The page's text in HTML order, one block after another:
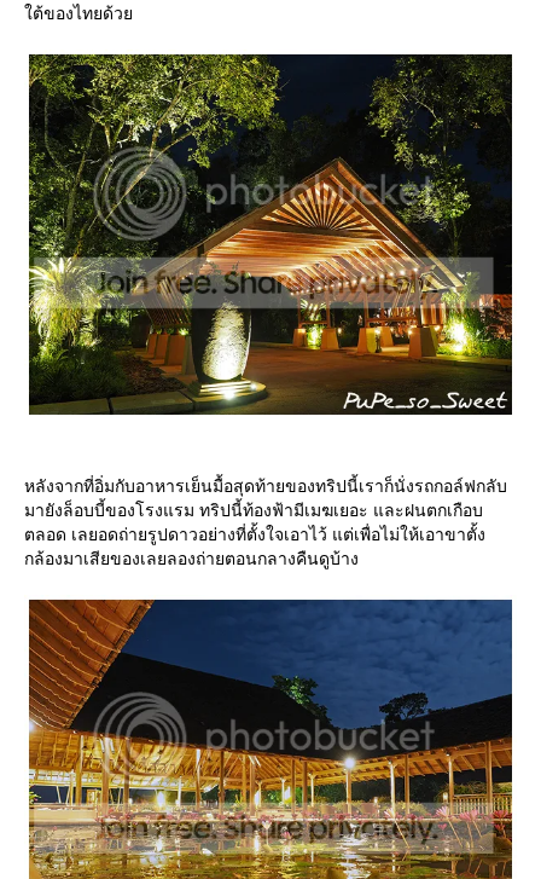
ต้ของไทยด้ว
หลังจากที่อิ่มกับอาหารเย็นมื้อสุดท้ายของทริปนี้เราก็นั่งรถกอล์ฟกลับ
มายังล็อบบี้ของโรงแรม ทริปนี้ท้องฟ้ามีเมฆเยอะ และฝนตกเกือบ
ตลอด เลยอดถ่ายรูปดาวอย่างที่ตั้งใจเอาไว้ แต่เพื่อไม่ให้เอาขาตั้ง
กล้องมาเสียของเลยลองถ่ายตอนกลางคืนดูบ้าง